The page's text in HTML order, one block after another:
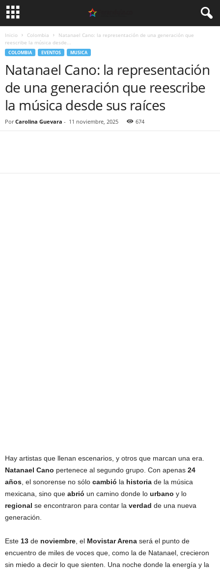
Inicio Colombia
Natanael Cano: la representación de una generación que
reescribe la música desde...
COLOMBIA EVENTOS MUSICA
Natanael Cano: la representación
de una generación que reescribe
la música desde sus raíces
Por Carolina Guevara - 11 noviembre, 2025 674
Hay artistas que llenan escenarios, y otros que marcan una era.
Natanael Cano pertenece al segundo grupo. Con apenas 24
años , el sonorense no sólo cambió la historia de la música
mexicana, sino que abrió un camino donde lo urbano y lo
regional se encontraron para contar la verdad de una nueva
generación.
Este 13 de noviembre , el Movistar Arena será el punto de
encuentro de miles de voces que, como la de Natanael, crecieron
sin miedo a decir lo que sienten. Una noche donde la energía y la